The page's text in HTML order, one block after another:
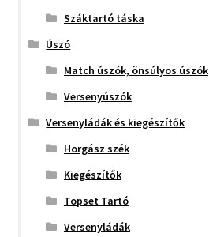
Száktartó táska
Úszó
Match úszók, önsúlyos úszók
Versenyúszók
Versenyládák és kiegészítők
Horgász szék
Kiegészítők
Topset Tartó
Versenyládák